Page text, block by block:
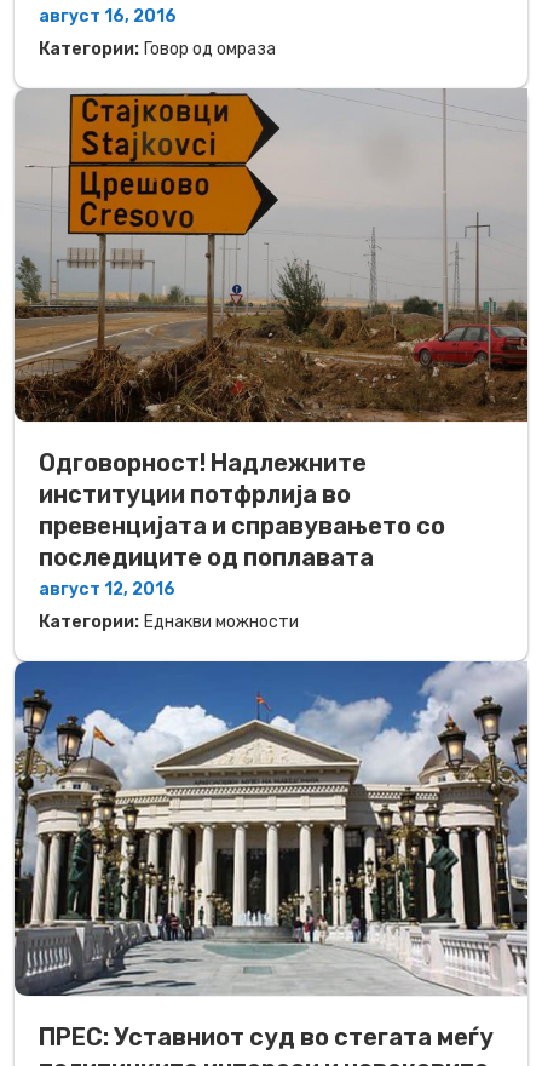
август 16, 2016
Категории: Говор од омраза
Одговорност! Надлежните
институции потфрлија во
превенцијата и справувањето со
последиците од поплавата
август 12, 2016
Категории: Еднакви можности
ПРЕС: Уставниот суд во стегата меѓу